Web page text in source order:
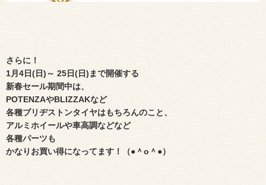
さらに！
1月4日(日)～ 25日(日)まで開催する
新春セール期間中は、
POTENZAやBLIZZAKなど
各種ブリヂストンタイヤはもちろんのこと、
アルミホイールや車高調などなど
各種パーツも
かなりお買い得になってます！（●＾o＾●）